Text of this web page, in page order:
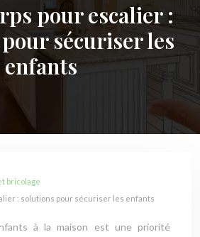
pour escalier :
sécuriser les
enfants
bricolage
: solutions pour sécuriser les enfants
à la maison est une priorité